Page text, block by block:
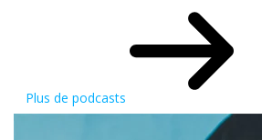
Plus de podcasts